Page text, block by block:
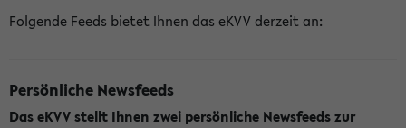
Folgende Feeds bietet Ihnen das eKVV derzeit an:
Persönliche Newsfeeds
Das eKVV stellt Ihnen zwei persönliche Newsfeeds zur